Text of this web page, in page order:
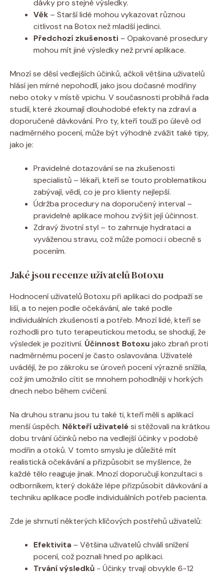
dávky pro stejné výsledky.
Věk – Starší lidé mohou vykazovat různou
citlivost na Botox než mladší jedinci.
Předchozí‌ zkušenosti – Opakované prosedury
mohou mít jiné výsledky než první aplikace.
Mnozí se děsí vedlejších účinků, ačkoli většina‌ uživatelů⁢
hlásí⁤ jen mírné nepohodlí, jako ⁤jsou ‌dočasné modřiny
⁤nebo otoky ⁢v‌ místě vpichu. V současnosti probíhá řada
studií, které zkoumají dlouhodobé efekty na zdraví a
doporučené ‍dávkování. Pro ty, kteří touží po úlevě od
⁤nadměrného pocení, může být výhodné zvážit⁢ také tipy,⁤
jako je:
Pravidelné dotazování ⁣se na zkušenosti
specialistů – ⁤lékaři, kteří se ⁤touto problematikou
⁢zabývají, vědí,⁤ co je pro klienty‌ nejlepší.
Údržba procedury ⁣na doporučený interval –
‍pravidelné⁤ aplikace mohou zvýšit ⁤její účinnost.
Zdravý životní styl – to zahrnuje hydrataci a
vyváženou stravu, což​ může pomoci i obecně s
pocením.
Jaké jsou⁢ recenze‌ uživatelů⁤ Botoxu
Hodnocení‌ uživatelů Botoxu⁢ při aplikaci do podpaží‌ se
liší, a to ⁣nejen ⁤podle očekávání, ale také podle
‍individuálních zkušeností‌ a‌ potřeb.‌ Mnozí lidé,‍ kteří se
rozhodli pro tuto terapeutickou metodu, se⁢ shodují, že
výsledek je pozitivní. Účinnost Botoxu ⁤jako ⁢zbraň ‍proti
nadměrnému ‍pocení je⁣ často oslavována. ‌Uživatelé
uvádějí, že po zákroku se úroveň pocení výrazně snížila,
což jim⁤ umožnilo ⁣cítit‍ se mnohem pohodlněji v horkých‌
dnech ⁣nebo během cvičení.
Na ‍druhou stranu‌ jsou tu‌ také ti, kteří měli s aplikací
menší úspěch. Někteří uživatelé si stěžovali na krátkou
‍dobu trvání⁣ účinků nebo na vedlejší‍ účinky v podobě‍
modřin‌ a otoků. V ‍tomto ‌smyslu je důležité‍ mít
realistická očekávání a⁢ přizpůsobit se myšlence,⁣ že
každé tělo reaguje​ jinak. ‍Mnozí doporučují konzultaci s
odborníkem, který dokáže lépe přizpůsobit‌ dávkování a⁤
techniku aplikace podle individuálních potřeb⁣ pacienta.
Zde⁢ je shrnutí některých klíčových postřehů uživatelů:
Efektivita – Většina uživatelů ​chválí snížení
pocení, což poznali hned po aplikaci.
Trvání výsledků ​- ​Účinky‍ trvají ⁤obvykle 6-12